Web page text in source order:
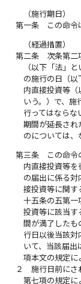
（施行期日）
第一条
この命令
（経過措置）
第二条
次条第二
（以下「法」
の施行の日（以
内直接投資等（
いう。）で、
行ってはならな
期間が延長され
のについては、
第三条
この命
内直接投資等を
の届出に係る対
接投資等に関す
十五条の五第一
投資等に該当す
間が満了した
行日以後当該対
いて、当該届
項本文の規定に
２
施行日前にさ
第七項の規定に